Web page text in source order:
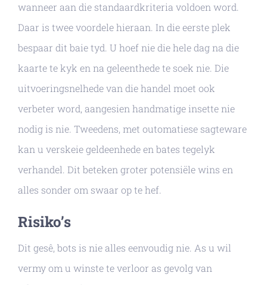
wanneer aan die standaardkriteria voldoen word.
Daar is twee voordele hieraan. In die eerste plek
bespaar dit baie tyd. U hoef nie die hele dag na die
kaarte te kyk en na geleenthede te soek nie. Die
uitvoeringsnelhede van die handel moet ook
verbeter word, aangesien handmatige insette nie
nodig is nie. Tweedens, met outomatiese sagteware
kan u verskeie geldeenhede en bates tegelyk
verhandel. Dit beteken groter potensiële wins en
alles sonder om swaar op te hef.
Risiko’s
Dit gesê, bots is nie alles eenvoudig nie. As u wil
vermy om u winste te verloor as gevolg van